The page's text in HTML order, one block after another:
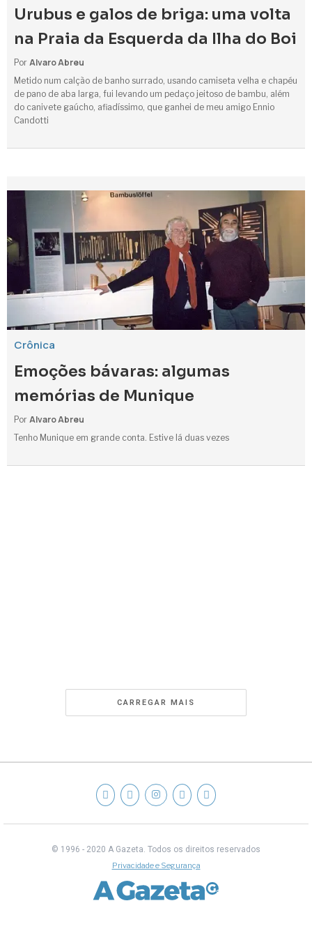
Urubus e galos de briga: uma volta
na Praia da Esquerda da Ilha do Boi
Por Alvaro Abreu
Metido num calção de banho surrado, usando camiseta velha e chapéu
de pano de aba larga, fui levando um pedaço jeitoso de bambu, além
do canivete gaúcho, afiadíssimo, que ganhei de meu amigo Ennio
Candotti
Crônica
Emoções bávaras: algumas
memórias de Munique
Por Alvaro Abreu
Tenho Munique em grande conta. Estive lá duas vezes
CARREGAR MAIS
© 1996 - 2020 A Gazeta. Todos os direitos reservados
Privacidade e Segurança